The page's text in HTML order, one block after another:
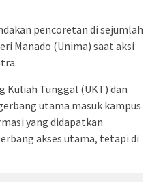
pencoretan di sejumlah
Manado (Unima) saat aksi
Kuliah Tunggal (UKT) dan
utama masuk kampus
yang didapatkan
akses utama, tetapi di